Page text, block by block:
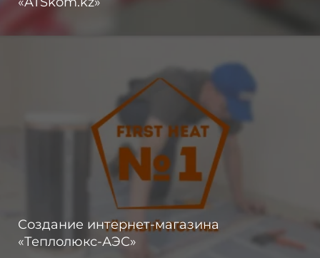
Создание интернет-магазина
«Теплолюкс-АЭС»